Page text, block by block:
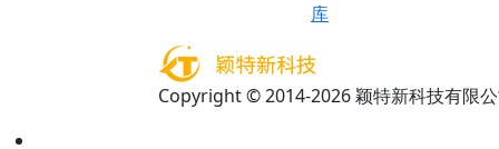
库
Copyright © 2014-2026 颖特新科技有限